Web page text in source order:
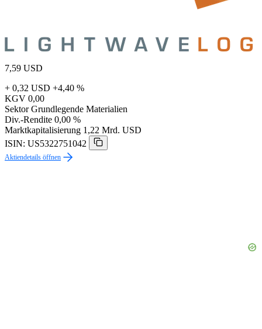
7,59 USD
+ 0,32 USD +4,40 %
KGV 0,00
Sektor Grundlegende Materialien
Div.-Rendite 0,00 %
Marktkapitalisierung 1,22 Mrd. USD
ISIN: US5322751042
Aktiendetails öffnen